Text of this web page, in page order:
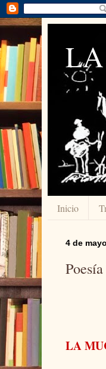
Inicio
4 de
LA